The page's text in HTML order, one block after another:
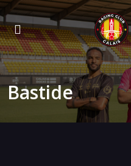
Bastide